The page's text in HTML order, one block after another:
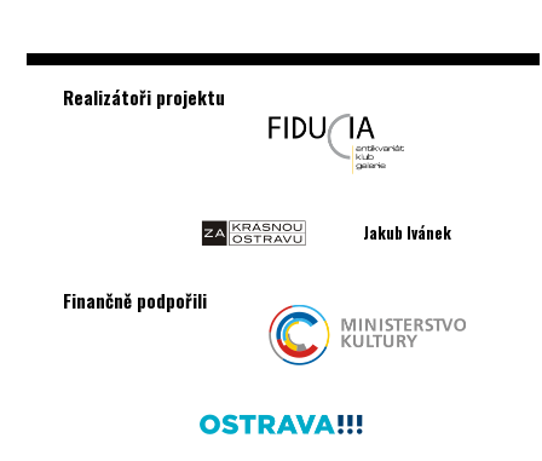
Realizátoři projektu
Jakub Ivánek
Finančně podpořili